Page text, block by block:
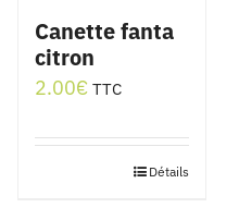
Canette fanta
citron
2.00€ TTC
Détails